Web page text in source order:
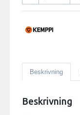
Beskrivning
Beskrivning